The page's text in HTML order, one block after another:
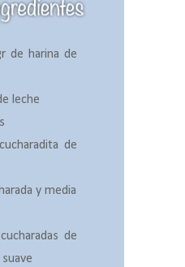
harina de
de
y media
de